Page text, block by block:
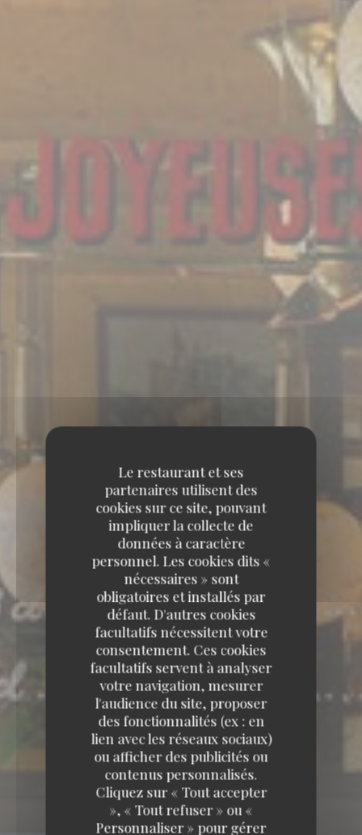
Le restaurant et ses
partenaires utilisent des
cookies sur ce site, pouvant
impliquer la collecte de
données à caractère
personnel. Les cookies dits «
nécessaires » sont
obligatoires et installés par
défaut. D'autres cookies
facultatifs nécessitent votre
consentement. Ces cookies
facultatifs servent à analyser
votre navigation, mesurer
l'audience du site, proposer
des fonctionnalités (ex : en
lien avec les réseaux sociaux)
ou afficher des publicités ou
contenus personnalisés.
Cliquez sur « Tout accepter
», « Tout refuser » ou «
Personnaliser » pour gérer